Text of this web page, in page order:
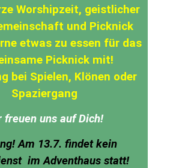
Worshipzeit, geistlicher
und Picknick
etwas zu essen für das
Picknick mit!
bei Spielen, Klönen oder
Spaziergang
freuen uns auf Dich!
Am 13.7. findet kein
im Adventhaus statt!